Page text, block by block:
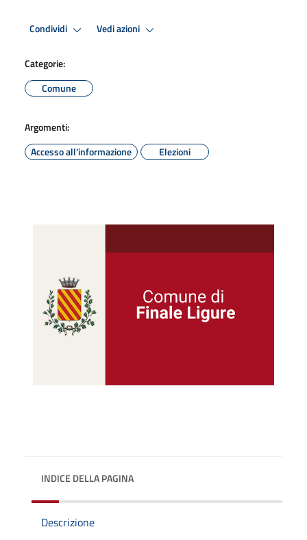
Condividi Vedi azioni
Categorie:
Comune
Argomenti:
Accesso all'informazione
Elezioni
INDICE DELLA PAGINA
Descrizione